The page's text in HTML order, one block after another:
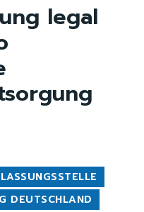
legal
DEUTSCHLAND